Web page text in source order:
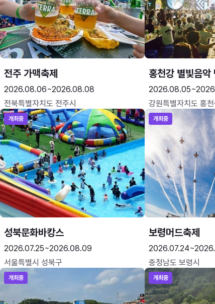
전주 가맥축제
2026.08.06~2026.08.08
전북특별자치도 전주시
홍천강 별빛음악
강원특별자치도 홍
개최중
성북문화바캉스
2026.07.25~2026.08.09
서울특별시 성북구
개최중
보령머드축제
충청남도 보령시
개최중 개최중